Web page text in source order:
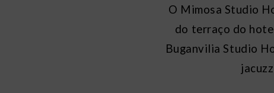
O Mimosa Studio
do terraço do
Buganvilia Studio